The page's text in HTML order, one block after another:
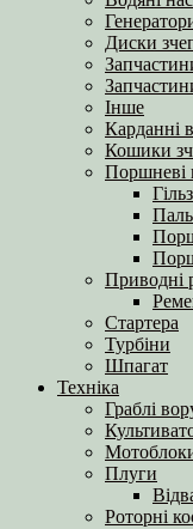
Диски
Інше
Карданні
Кошики
Поршневі
Приводні
Стартера
Турбіни
Шпагат
Техніка
Граблі
Плуги
Роторні